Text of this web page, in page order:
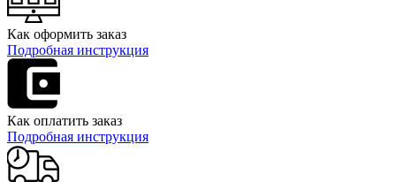
Как оформить заказ
Подробная инструкция
Как оплатить заказ
Подробная инструкция